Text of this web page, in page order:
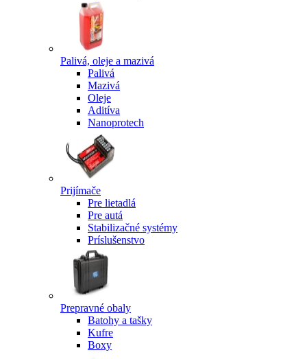
Palivá, oleje a mazivá
Palivá
Mazivá
Oleje
Aditíva
Nanoprotech
Prijímače
Pre lietadlá
Pre autá
Stabilizačné systémy
Príslušenstvo
Prepravné obaly
Batohy a tašky
Kufre
Boxy